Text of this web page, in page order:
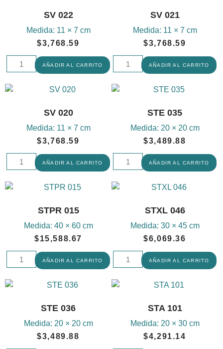
SV 022
Medida: 11 × 7 cm
$3,768.59
AÑADIR AL CARRITO
SV 021
Medida: 11 × 7 cm
$3,768.59
AÑADIR AL CARRITO
SV 020
Medida: 11 × 7 cm
$3,768.59
AÑADIR AL CARRITO
STE 035
Medida: 20 × 20 cm
$3,489.88
AÑADIR AL CARRITO
STPR 015
Medida: 40 × 60 cm
$15,588.67
AÑADIR AL CARRITO
STXL 046
Medida: 30 × 45 cm
$6,069.36
AÑADIR AL CARRITO
STE 036
Medida: 20 × 20 cm
$3,489.88
STA 101
Medida: 20 × 30 cm
$4,291.14